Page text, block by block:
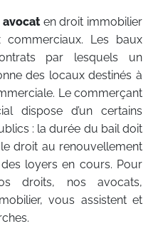
avocat en droit immobilier
Les baux
par lesquels un
des locaux destinés à
Le commerçant
dispose d’un certains
: la durée du bail doit
droit au renouvellement
loyers en cours. Pour
droits, nos avocats,
vous assistent et